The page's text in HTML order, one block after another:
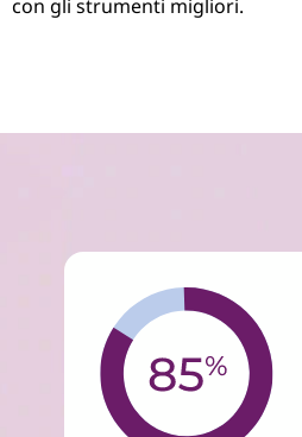
con gli strumenti migliori.